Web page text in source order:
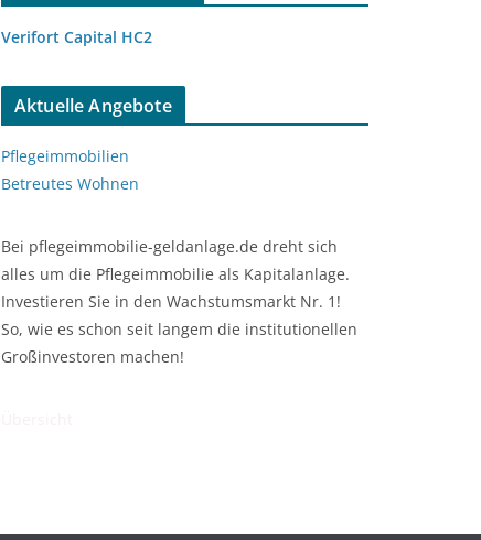
Verifort Capital HC2
Aktuelle Angebote
Pflegeimmobilien
Betreutes Wohnen
Bei pflegeimmobilie-geldanlage.de dreht sich
alles um die Pflegeimmobilie als Kapitalanlage.
Investieren Sie in den Wachstumsmarkt Nr. 1!
So, wie es schon seit langem die institutionellen
Großinvestoren machen!